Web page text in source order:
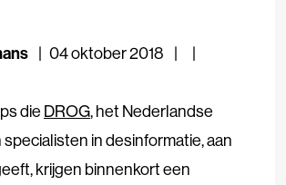
04 oktober 2018
die DROG, het Nederlandse
in desinformatie, aan
krijgen binnenkort een